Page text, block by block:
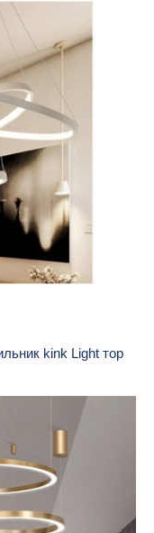
kink Light тор